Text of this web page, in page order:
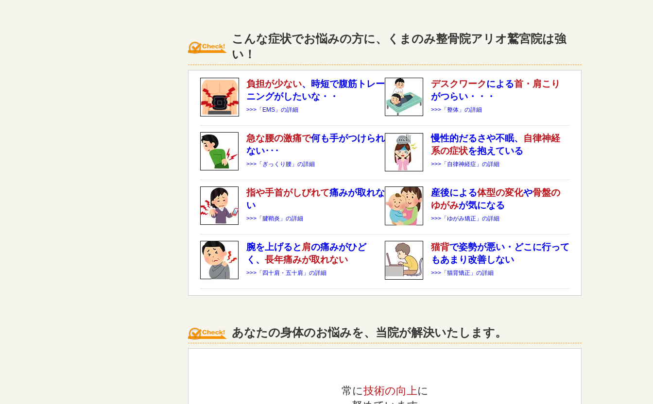
こんな症状でお悩みの方に、くまのみ整骨院アリオ鷲宮院は強
い！
負担が少ない、時短で腹筋トレー
ニングがしたいな・・
>>>「EMS」の詳細
デスクワークによる首・肩こり
がつらい・・・
>>>「整体」の詳細
急な腰の激痛で何も手がつけられ
ない･･･
>>>「ぎっくり腰」の詳細
慢性的だるさや不眠、 自律神経
系の症状を抱えている
>>>「自律神経症」の詳細
指や手首がしびれて痛みが取れな
い
>>>「腱鞘炎」の詳細
産後による体型の変化や骨盤の
ゆがみが気になる
>>>「ゆがみ矯正」の詳細
腕を上げると 肩の痛みがひど
く、 長年痛みが取れない
>>>「四十肩・五十肩」の詳細
猫背で姿勢が悪い・どこに行って
もあまり改善しない
>>>「猫背矯正」の詳細
あなたの身体のお悩みを、当院が解決いたします。
常に技術の向上に